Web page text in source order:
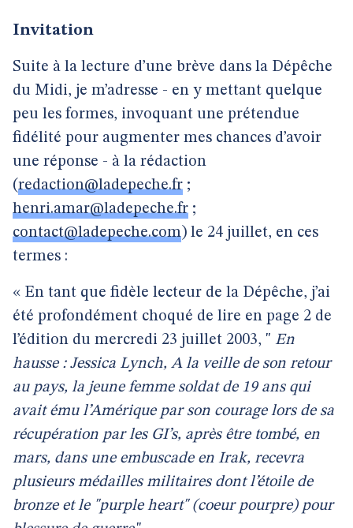
Invitation
Suite à la lecture d’une brève dans la Dépêche
du Midi, je m’adresse - en y mettant quelque
peu les formes, invoquant une prétendue
fidélité pour augmenter mes chances d’avoir
une réponse - à la rédaction
(redaction@ladepeche.fr ;
henri.amar@ladepeche.fr ;
contact@ladepeche.com) le 24 juillet, en ces
termes :
« En tant que fidèle lecteur de la Dépêche, j’ai
été profondément choqué de lire en page 2 de
l’édition du mercredi 23 juillet 2003, " En
hausse : Jessica Lynch, A la veille de son retour
au pays, la jeune femme soldat de 19 ans qui
avait ému l’Amérique par son courage lors de sa
récupération par les GI’s, après être tombé, en
mars, dans une embuscade en Irak, recevra
plusieurs médailles militaires dont l’étoile de
bronze et le "purple heart" (coeur pourpre) pour